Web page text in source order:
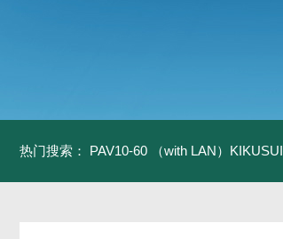
热门搜索： PAV10-60 （with LAN）